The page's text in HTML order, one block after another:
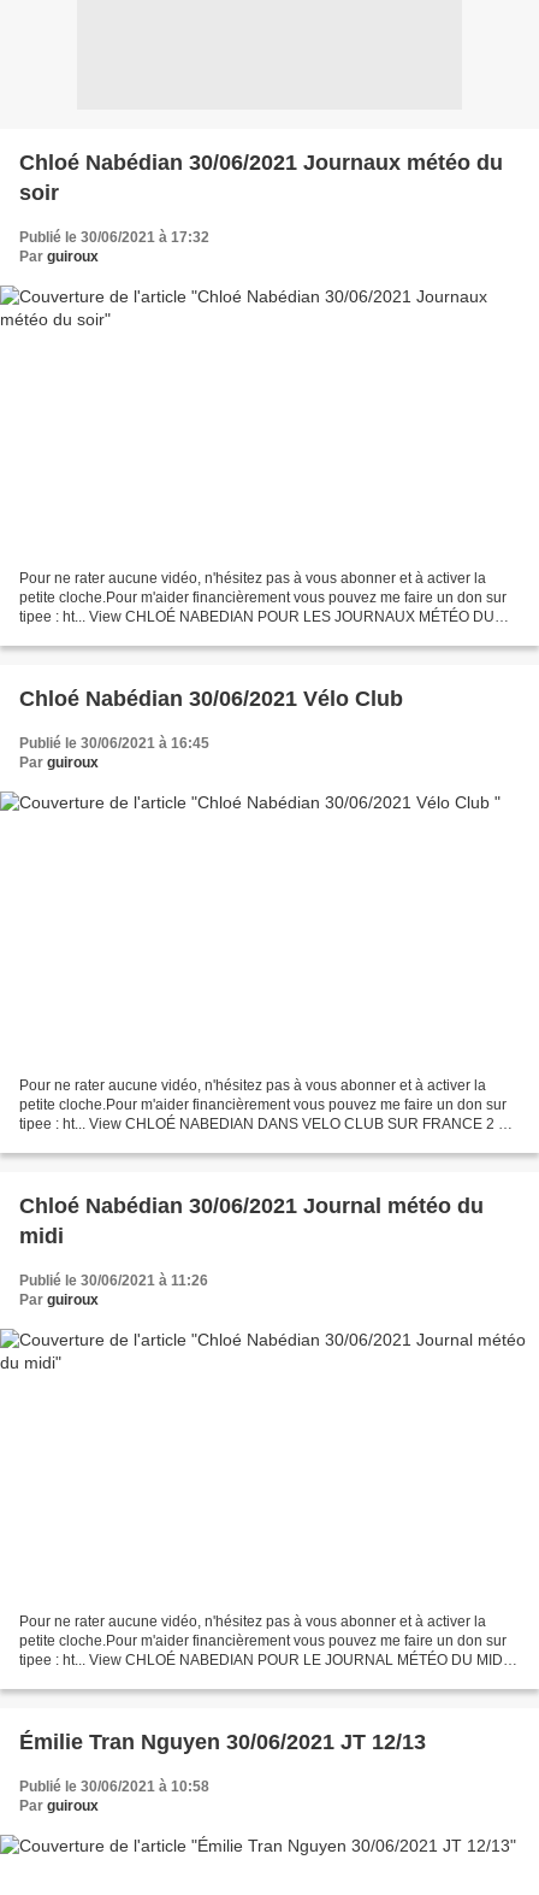
Chloé Nabédian 30/06/2021 Journaux météo du
soir
Publié le 30/06/2021 à 17:32
Par guiroux
Pour ne rater aucune vidéo, n'hésitez pas à vous abonner et à activer la
petite cloche.Pour m'aider financièrement vous pouvez me faire un don sur
tipee : ht... View CHLOÉ NABEDIAN POUR LES JOURNAUX MÉTÉO DU
Chloé Nabédian 30/06/2021 Vélo Club
Publié le 30/06/2021 à 16:45
Par guiroux
Pour ne rater aucune vidéo, n'hésitez pas à vous abonner et à activer la
petite cloche.Pour m'aider financièrement vous pouvez me faire un don sur
tipee : ht... View CHLOÉ NABEDIAN DANS VELO CLUB SUR FRANCE 2 LE
Chloé Nabédian 30/06/2021 Journal météo du
midi
Publié le 30/06/2021 à 11:26
Par guiroux
Pour ne rater aucune vidéo, n'hésitez pas à vous abonner et à activer la
petite cloche.Pour m'aider financièrement vous pouvez me faire un don sur
tipee : ht... View CHLOÉ NABEDIAN POUR LE JOURNAL MÉTÉO DU MIDI
Émilie Tran Nguyen 30/06/2021 JT 12/13
Publié le 30/06/2021 à 10:58
Par guiroux